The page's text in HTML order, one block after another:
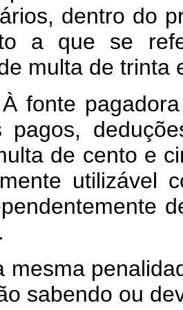
dentro do
a que se
multa de trinta
pagadora
pagos,
de cento e
utilizável
sabendo ou